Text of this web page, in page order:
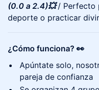
(0.0 a 2.4)💥 / Perfecto
deporte o practicar
¿Cómo funciona? 👀
Apúntate solo,
pareja de confianza